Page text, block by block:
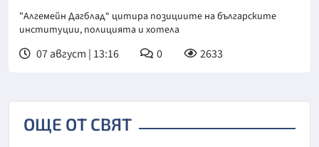
"Алгемейн Дагблад“ цитира позициите на българските
институции, полицията и хотела
07 август | 13:16 0 2633
ОЩЕ ОТ СВЯТ